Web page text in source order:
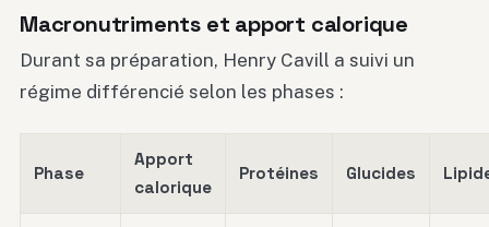
Macronutriments et apport calorique
Durant sa préparation, Henry Cavill a suivi un
régime différencié selon les phases :
Phase
Apport
calorique
Protéines Glucides